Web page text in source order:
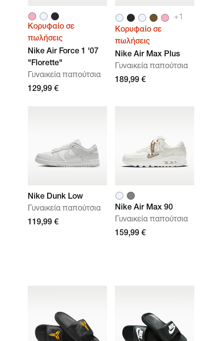
Κορυφαίο σε
πωλήσεις
Nike Air Force 1 '07
"Florette"
Γυναικεία παπούτσια
129,99 €
+1
Κορυφαίο σε
πωλήσεις
Nike Air Max Plus
Γυναικεία παπούτσια
189,99 €
Nike Dunk Low
Γυναικεία παπούτσια
119,99 €
Nike Air Max 90
Γυναικεία παπούτσια
159,99 €